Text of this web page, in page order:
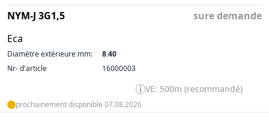
NYM-J 3G1,5
Eca
sure demande
Diamètre extérieure mm:
8.40
Nr- d'article
16000003
VE: 500m (recommandé)
prochainement disponible 07.08.2026